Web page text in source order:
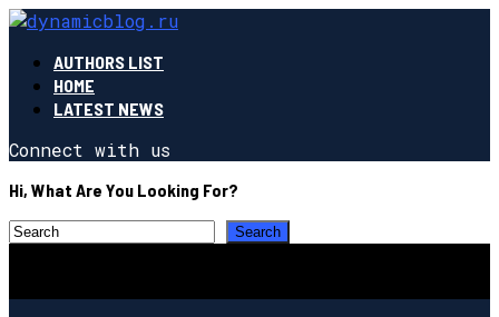
AUTHORS LIST
HOME
LATEST NEWS
Connect with us
Hi, What Are You Looking For?